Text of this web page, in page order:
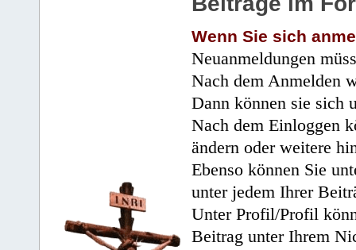
Wenn Sie sich
Neuanmeldungen
Nach dem Anmelden
Dann können sie sich
Nach dem Einloggen
ändern oder weitere
Ebenso können Sie
unter jedem Ihrer
Unter Profil/Profil
Beitrag unter Ihrem